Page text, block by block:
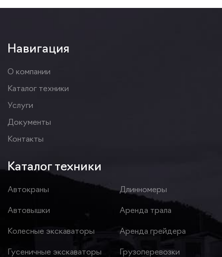
Навигация
О компании
Каталог техники
Услуги
Документы
Контакты
Каталог техники
Автокраны
Автовышки
Колесные экскаваторы
Гусеничные экскаваторы
Длинномеры
Аренда трала
Аренда грейдера
Грузоперевозки